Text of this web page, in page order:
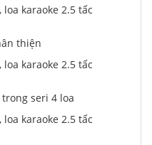
thiện
seri 4 loa